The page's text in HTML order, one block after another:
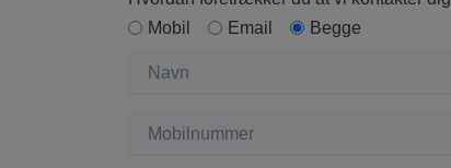
Mobil
Email Begge